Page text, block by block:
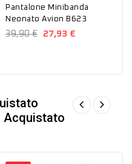
Pantalone Minibanda
Neonato Avion B623
39,90 € 27,93 €
Acquistato